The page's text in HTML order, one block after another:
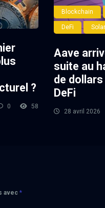
?
0 58
Blockchain
DeFi
Aave
suite au
de
DeFi
28 avril 2026
avec *